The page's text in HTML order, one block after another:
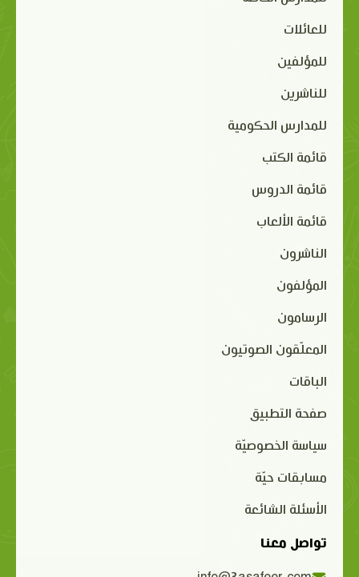
للعائلات
للمؤلفين
للناشرين
للمدارس الحكومية
قائمة الكتب
قائمة الدروس
قائمة الألعاب
الناشرون
المؤلفون
الرسامون
المعلّقون الصوتيون
الباقات
صفحة التطبيق
سياسة الخصوصيّة
مسابقات حيّة
الأسئلة الشائعة
تواصل معنا